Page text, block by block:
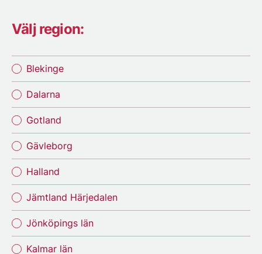
Välj region:
Blekinge
Dalarna
Gotland
Gävleborg
Halland
Jämtland Härjedalen
Jönköpings län
Kalmar län